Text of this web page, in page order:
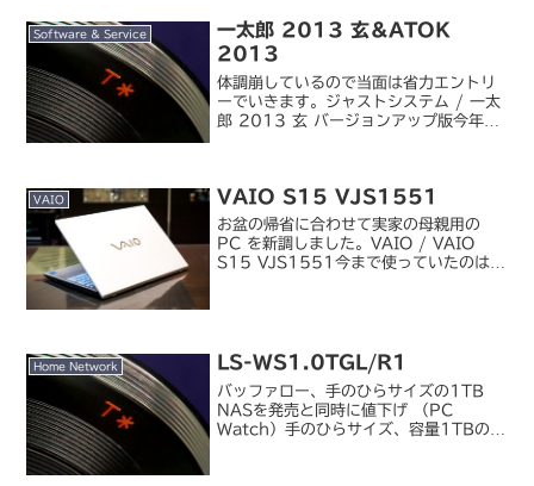
Software & Service
一太郎 2013 玄＆ATOK
2013
体調崩しているので当面は省力エントリ
ーでいきます。ジャストシステム / 一太
郎 2013 玄 バージョンアップ版今年の
な機能...
VAIO VAIO S15 VJS1551
お盆の帰省に合わせて実家の母親用の
PC を新調しました。VAIO / VAIO
S15 VJS1551今まで使っていたのは
Home Network LS-WS1.0TGL/R1
バッファロー、手のひらサイズの1TB
NASを発売と同時に値下げ （PC
Watch）手のひらサイズ、容量1TBの